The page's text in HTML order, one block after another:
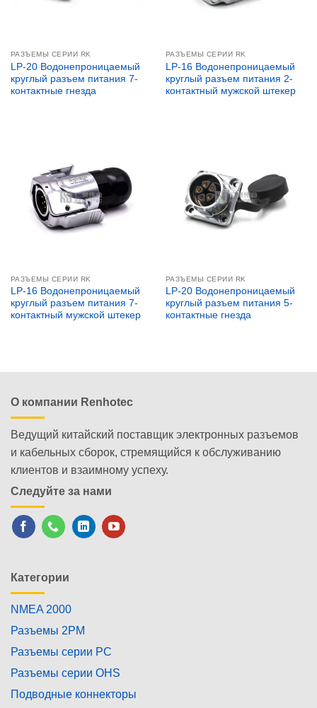
РАЗЪЕМЫ СЕРИИ RK
LP-20 Водонепроницаемый
круглый разъем питания 7-
контактные гнезда
РАЗЪЕМЫ СЕРИИ RK
LP-16 Водонепроницаемый
круглый разъем питания 2-
контактный мужской штекер
РАЗЪЕМЫ СЕРИИ RK
LP-16 Водонепроницаемый
круглый разъем питания 7-
контактный мужской штекер
РАЗЪЕМЫ СЕРИИ RK
LP-20 Водонепроницаемый
круглый разъем питания 5-
контактные гнезда
О компании Renhotec
Ведущий китайский поставщик электронных разъемов
и кабельных сборок, стремящийся к обслуживанию
клиентов и взаимному успеху.
Следуйте за нами
Категории
NMEA 2000
Разъемы 2PM
Разъемы серии PC
Разъемы серии OHS
Подводные коннекторы